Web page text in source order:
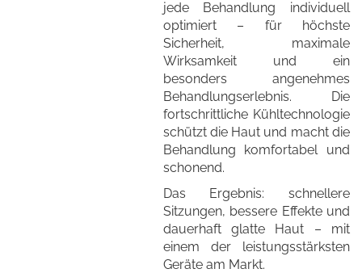
jede Behandlung individuell
optimiert – für höchste
Sicherheit, maximale
Wirksamkeit und ein
besonders angenehmes
Behandlungserlebnis. Die
fortschrittliche Kühltechnologie
schützt die Haut und macht die
Behandlung komfortabel und
schonend.
Das Ergebnis: schnellere
Sitzungen, bessere Effekte und
dauerhaft glatte Haut – mit
einem der leistungsstärksten
Geräte am Markt.